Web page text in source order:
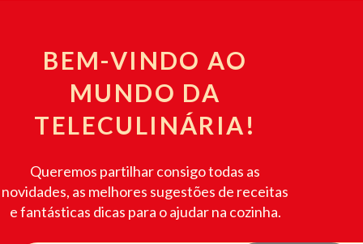
BEM-VINDO AO
MUNDO DA
TELECULINÁRIA!
Queremos partilhar consigo todas as
novidades, as melhores sugestões de receitas
e fantásticas dicas para o ajudar na cozinha.